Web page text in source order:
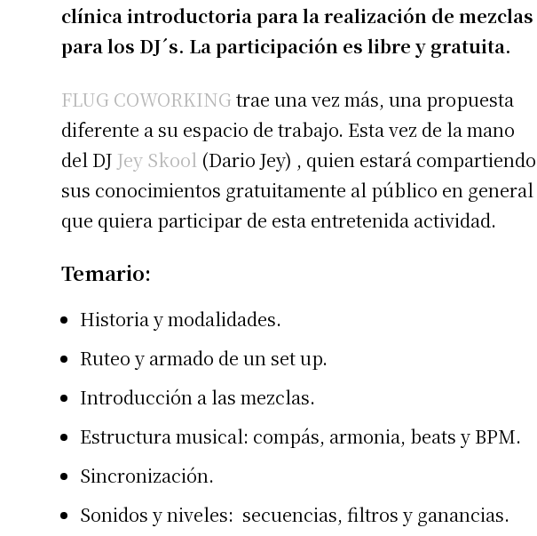
clínica introductoria para la realización de mezclas
para los DJ´s. La participación es libre y gratuita.
FLUG COWORKING trae una vez más, una propuesta
diferente a su espacio de trabajo. Esta vez de la mano
del DJ Jey Skool (Dario Jey) , quien estará compartiendo
sus conocimientos gratuitamente al público en general
que quiera participar de esta entretenida actividad.
Temario:
Historia y modalidades.
Ruteo y armado de un set up.
Introducción a las mezclas.
Estructura musical: compás, armonia, beats y BPM.
Sincronización.
Sonidos y niveles: secuencias, filtros y ganancias.